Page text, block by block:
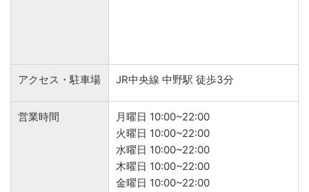
アクセス・駐車場 JR中央線 中野駅 徒歩3分
営業時間
月曜日 10:00~22:00
火曜日 10:00~22:00
水曜日 10:00~22:00
木曜日 10:00~22:00
金曜日 10:00~22:00